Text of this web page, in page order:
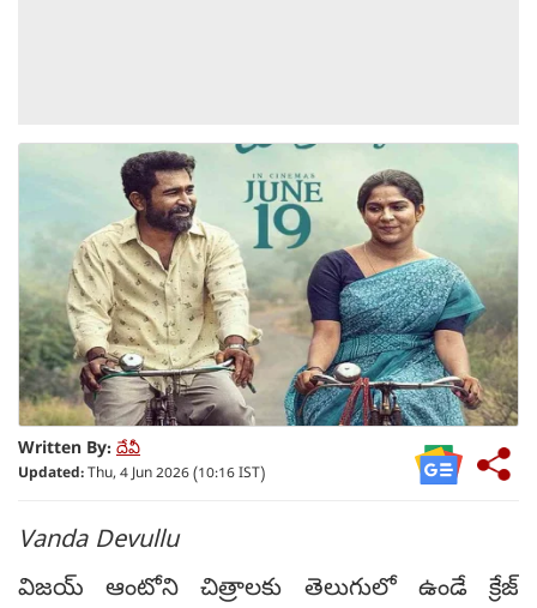
Written By: దేవీ
Updated:Thu, 4 Jun 2026 (10:16 IST)
Vanda Devullu
విజయ్ ఆంటోని చిత్రాలకు తెలుగులో ఉండే క్రేజ్